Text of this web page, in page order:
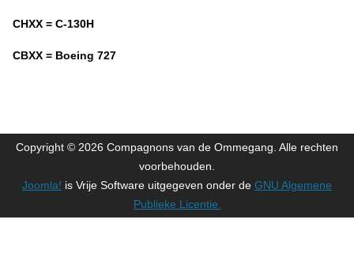
CHXX = C-130H
CBXX = Boeing 727
Copyright © 2026 Compagnons van de Ommegang. Alle rechten
voorbehouden.
Joomla! is Vrije Software uitgegeven onder de GNU Algemene
Publieke Licentie.